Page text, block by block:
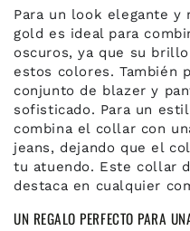
Para un look elegante
gold es ideal para
oscuros, ya que su
estos colores. También
conjunto de blazer y
sofisticado. Para un
combina el collar con
jeans, dejando que el
tu atuendo. Este collar
destaca en cualquier
UN REGALO PERFECTO PARA